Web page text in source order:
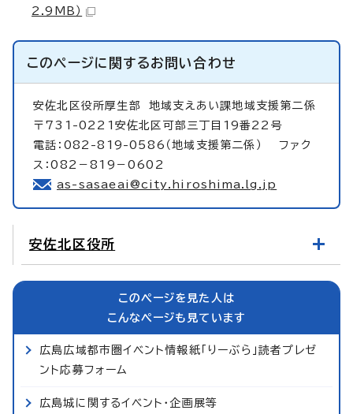
2.9MB）
このページに関するお問い合わせ
安佐北区役所厚生部 地域支えあい課地域支援第二係
〒731-0221安佐北区可部三丁目19番22号
電話：082-819-0586（地域支援第二係） ファク
ス：082－819－0602
as-sasaeai@city.hiroshima.lg.jp
安佐北区役所
このページを見た人は
こんなページも見ています
広島広域都市圏イベント情報紙「りーぶら」読者プレゼ
ント応募フォーム
広島城に関するイベント・企画展等